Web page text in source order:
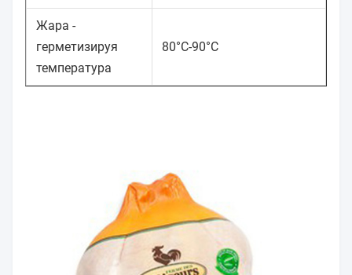
Жара -
герметизируя
температура
80°C-90°C